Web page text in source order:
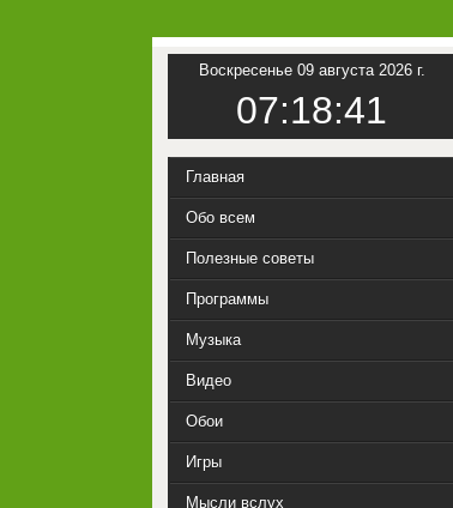
Воскресенье 09 августа 2026 г.
07:18:42
Главная
Обо всем
Полезные советы
Программы
Музыка
Видео
Обои
Игры
Мысли вслух